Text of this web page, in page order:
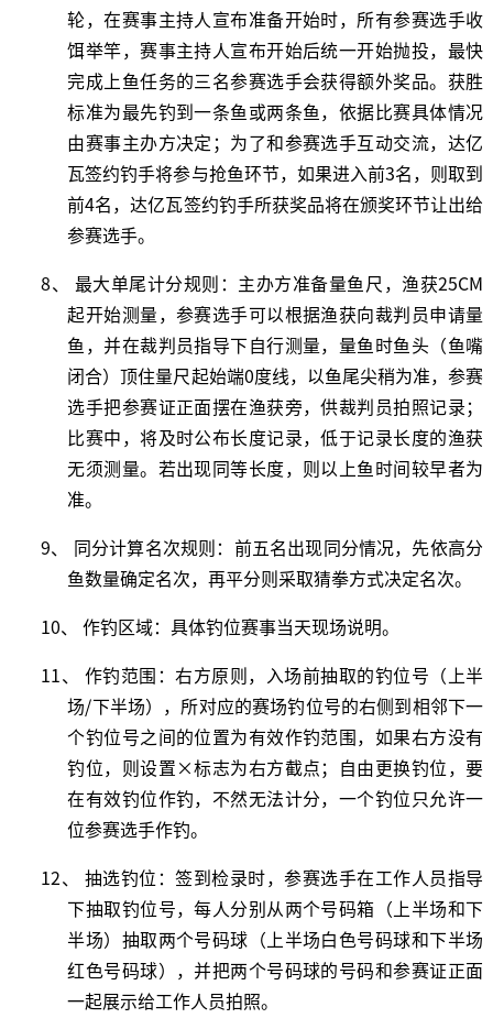
轮，在赛事主持人宣布准备开始时，所有参赛选手收
饵举竿，赛事主持人宣布开始后统一开始抛投，最快
完成上鱼任务的三名参赛选手会获得额外奖品。获胜
标准为最先钓到一条鱼或两条鱼，依据比赛具体情况
由赛事主办方决定；为了和参赛选手互动交流，达亿
瓦签约钓手将参与抢鱼环节，如果进入前3名，则取到
前4名，达亿瓦签约钓手所获奖品将在颁奖环节让出给
参赛选手。
8、 最大单尾计分规则：主办方准备量鱼尺，渔获25CM
起开始测量，参赛选手可以根据渔获向裁判员申请量
鱼，并在裁判员指导下自行测量，量鱼时鱼头（鱼嘴
闭合）顶住量尺起始端0度线，以鱼尾尖稍为准，参赛
选手把参赛证正面摆在渔获旁，供裁判员拍照记录；
比赛中，将及时公布长度记录，低于记录长度的渔获
无须测量。若出现同等长度，则以上鱼时间较早者为
准。
9、 同分计算名次规则：前五名出现同分情况，先依高分
鱼数量确定名次，再平分则采取猜拳方式决定名次。
10、 作钓区域：具体钓位赛事当天现场说明。
11、 作钓范围：右方原则，入场前抽取的钓位号（上半
场/下半场），所对应的赛场钓位号的右侧到相邻下一
个钓位号之间的位置为有效作钓范围，如果右方没有
钓位，则设置×标志为右方截点；自由更换钓位，要
在有效钓位作钓，不然无法计分，一个钓位只允许一
位参赛选手作钓。
12、 抽选钓位：签到检录时，参赛选手在工作人员指导
下抽取钓位号，每人分别从两个号码箱（上半场和下
半场）抽取两个号码球（上半场白色号码球和下半场
红色号码球），并把两个号码球的号码和参赛证正面
一起展示给工作人员拍照。